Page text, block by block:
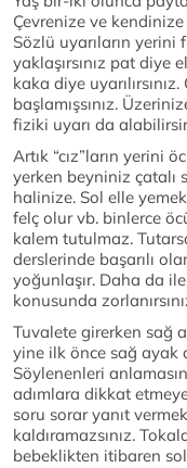
Çevrenize ve
Sözlü uyarıların yerini
yaklaşırsınız pat diye
kaka diye
başlamışsınız.
fiziki uyarı da
Artık “cız”ların yerini
yerken beyniniz çatalı
halinize. Sol elle
felç olur vb. binlerce
kalem tutulmaz.
derslerinde başarılı
yoğunlaşır. Daha da
konusunda
Tuvalete girerken sağ
yine ilk önce sağ ayak
Söylenenleri
adımlara dikkat
soru sorar yanıt
kaldıramazsınız.
bebeklikten itibaren